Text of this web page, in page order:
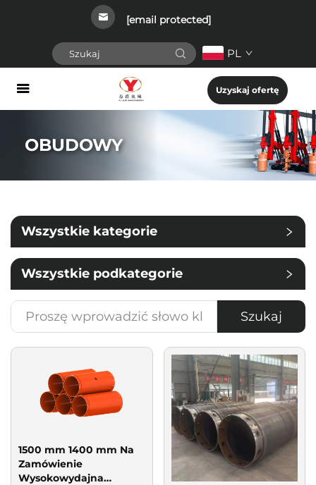
[email protected]
PL
Uzyskaj ofertę
OBUDOWY
Wszystkie kategorie
Wszystkie podkategorie
Szukaj
1500 mm 1400 mm Na
Zamówienie
Wysokowydajna